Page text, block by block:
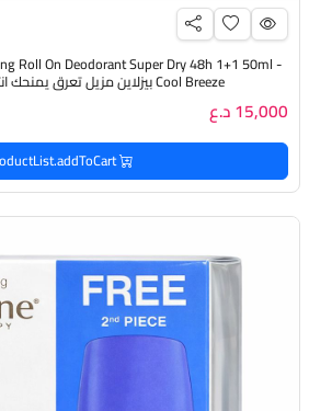
Roll On Deodorant Super Dry 48h 1+1 50ml -
Cool Breeze بيزلاين مزيل تعرق يمنحك انتعاشًا طوال اليوم
15,000 د.ع
productList.addToCart